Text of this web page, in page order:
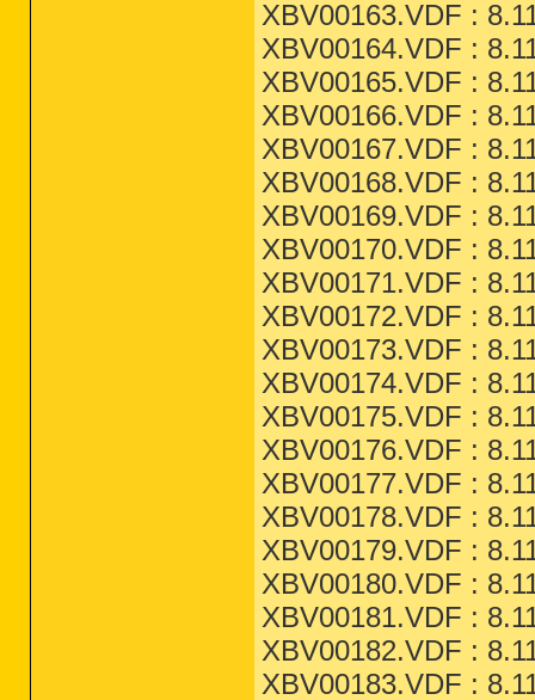
XBV00163.VDF :
XBV00164.VDF :
XBV00165.VDF :
XBV00166.VDF :
XBV00167.VDF :
XBV00168.VDF :
XBV00169.VDF :
XBV00170.VDF :
XBV00171.VDF :
XBV00172.VDF :
XBV00173.VDF :
XBV00174.VDF :
XBV00175.VDF :
XBV00176.VDF :
XBV00177.VDF :
XBV00178.VDF :
XBV00179.VDF :
XBV00180.VDF :
XBV00181.VDF :
XBV00182.VDF :
XBV00183.VDF :